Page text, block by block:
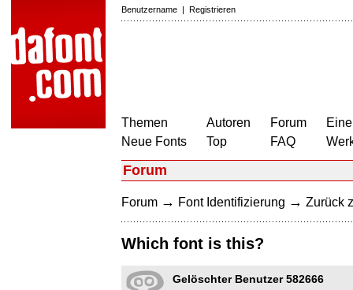
Benutzername | Registrieren
Themen
Neue Fonts
Autoren
Top
Forum
FAQ
Forum
Forum → Font Identifizierung → Zurück
Which font is this?
Gelöschter Benutzer 582666